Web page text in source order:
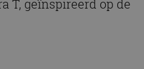
T, geïnspireerd op de